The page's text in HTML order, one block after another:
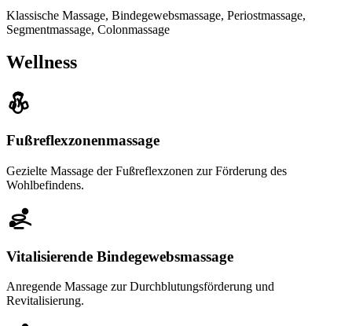
Klassische Massage, Bindegewebsmassage, Periostmassage,
Segmentmassage, Colonmassage
Wellness
Fußreflexzonenmassage
Gezielte Massage der Fußreflexzonen zur Förderung des
Wohlbefindens.
Vitalisierende Bindegewebsmassage
Anregende Massage zur Durchblutungsförderung und
Revitalisierung.